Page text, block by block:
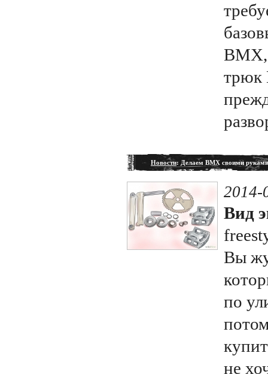
BMX,
трюк
Новости: Делаем BMX своими руками
2014-
Вид
Вы
по
не